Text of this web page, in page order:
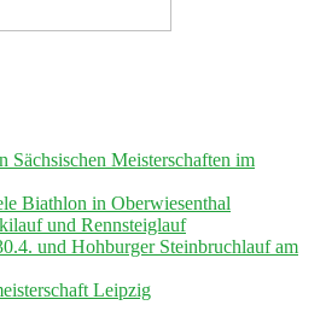
Sächsischen Meisterschaften im
Biathlon in Oberwiesenthal
und Rennsteiglauf
und Hohburger Steinbruchlauf am
Leipzig